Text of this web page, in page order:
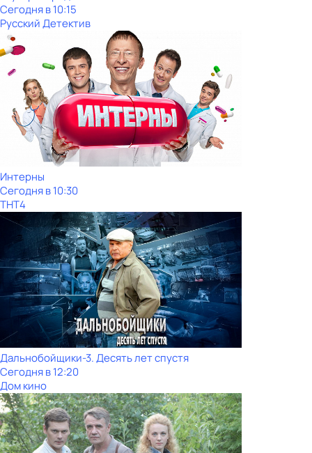
Сегодня в 10:15
Русский Детектив
Интерны
Сегодня в 10:30
ТНТ4
Дальнобойщики-3. Десять лет спустя
Сегодня в 12:20
Дом кино